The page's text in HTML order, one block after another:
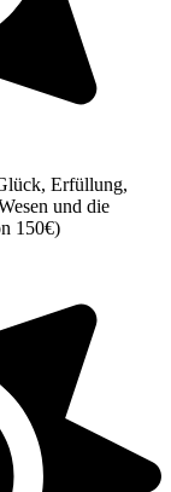
Erfüllung,
und die
150€)